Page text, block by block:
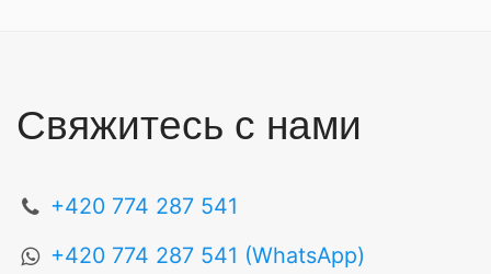
Свяжитесь с нами
+420 774 287 541
+420 774 287 541 (WhatsApp)